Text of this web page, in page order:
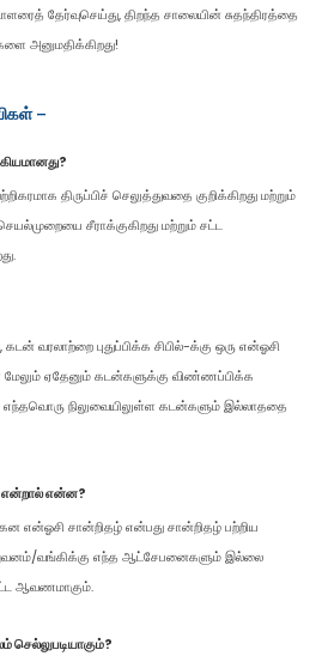
தேர்வுசெய்து, திறந்த சாலையின் சுதந்திரத்தை
அனுமதிக்கிறது!
–
திருப்பிச் செலுத்துவதை குறிக்கிறது மற்றும்
சீராக்குகிறது மற்றும் சட்ட
வரலாற்றை புதுப்பிக்க சிபில்-க்கு ஒரு என்ஓசி
ஏதேனும் கடன்களுக்கு விண்ணப்பிக்க
எந்தவொரு நிலுவையிலுள்ள கடன்களும் இல்லாததை
என்றால் என்ன?
என்ஓசி சான்றிதழ் என்பது சான்றிதழ் பற்றிய
வங்கிக்கு எந்த ஆட்சேபனைகளும் இல்லை
ஆவணமாகும்.
செல்லுபடியாகும்?